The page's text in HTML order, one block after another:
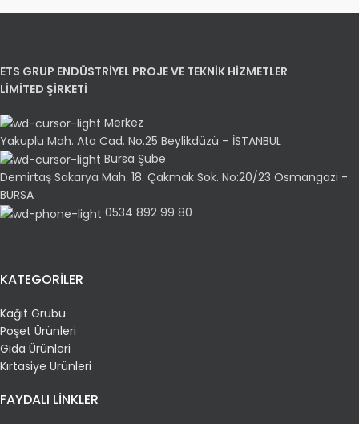
ETS GRUP ENDÜSTRİYEL PROJE VE TEKNİK HİZMETLER
LİMİTED ŞİRKETİ
Merkez
Yakuplu Mah. Ata Cad. No.25 Beylikdüzü – İSTANBUL
Bursa Şube
Demirtaş Sakarya Mah. 18. Çakmak Sok. No:20/23 Osmangazi -
BURSA
0534 892 99 80
KATEGORİLER
Kağıt Grubu
Poşet Ürünleri
Gıda Ürünleri
Kırtasiye Ürünleri
FAYDALI LİNKLER